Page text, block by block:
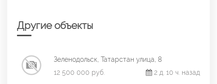
Другие объекты
Зеленодольск, Татарстан улица, 8
12 500 000 руб.
2 д. 10 ч. назад